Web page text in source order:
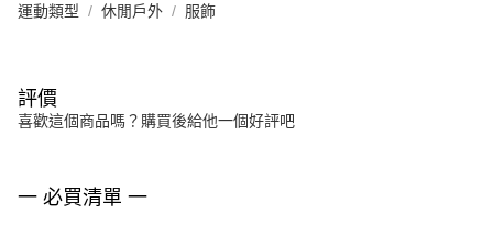
運動類型 休閒戶外 服飾
評價
喜歡這個商品嗎？購買後給他一個好評吧
一 必買清單 一